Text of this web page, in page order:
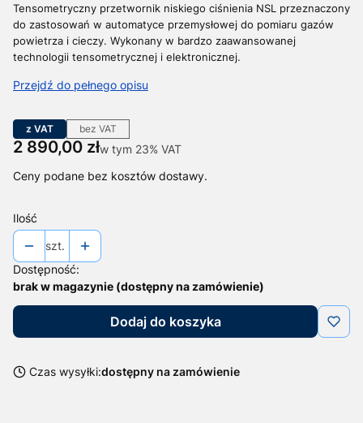
Tensometryczny przetwornik niskiego ciśnienia NSL przeznaczony
do zastosowań w automatyce przemysłowej do pomiaru gazów
powietrza i cieczy. Wykonany w bardzo zaawansowanej
technologii tensometrycznej i elektronicznej.
Przejdź do pełnego opisu
z VAT bez VAT
Cena
2 890,00 złw tym 23% VAT
w tym 23% VAT
Ceny podane bez kosztów dostawy.
Ilość
szt.
Dostępność:
brak w magazynie (dostępny na zamówienie)
Dodaj do koszyka
Czas wysyłki:dostępny na zamówienie